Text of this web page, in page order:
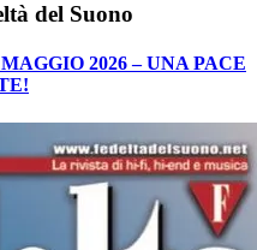
del Suono
2026 – UNA PACE